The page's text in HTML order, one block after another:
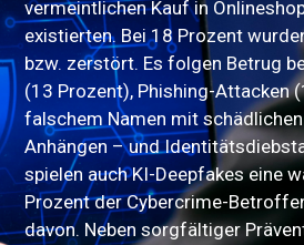
vermeintlichen Kauf in
existierten. Bei 18 Prozent
bzw. zerstört. Es folgen Betrug
(13 Prozent), Phishing-Attacken
falschem Namen mit
Anhängen – und
spielen auch KI-Deepfakes eine
Prozent der Cybercrime-
davon. Neben sorgfältiger